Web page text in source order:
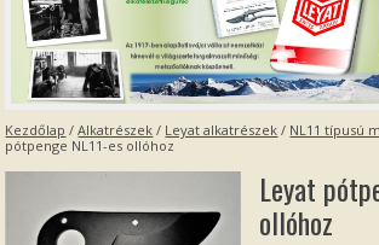
Kezdőlap /Alkatrészek / Leyat alkatrészek / NL11 típusú
pótpenge NL11-es ollóhoz
Leyat
ollóhoz